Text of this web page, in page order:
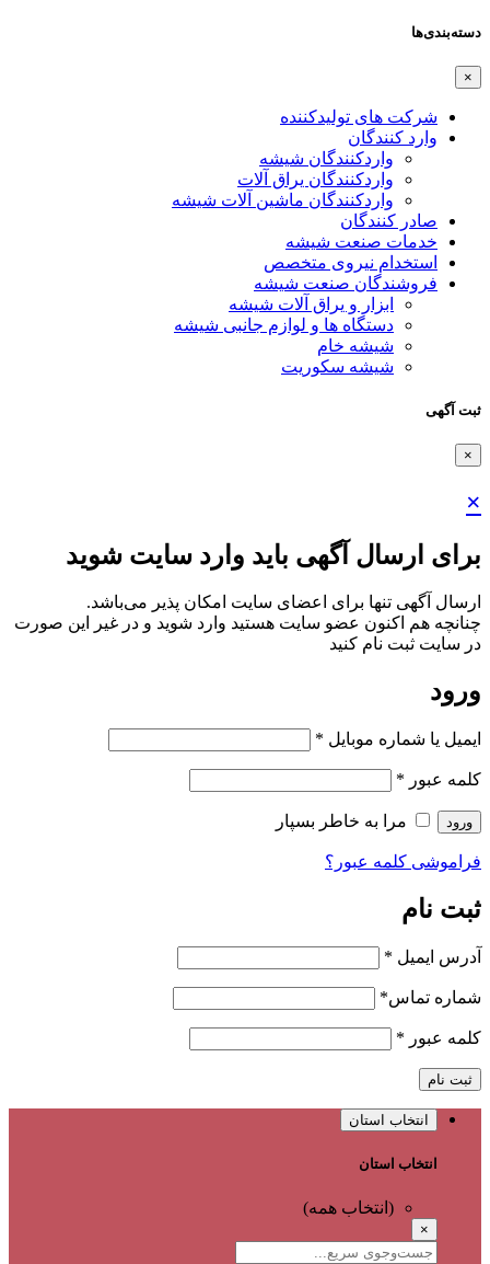
دسته‌بندی‌ها
×
شرکت های تولیدکننده
وارد کنندگان
واردکنندگان شیشه
واردکنندگان یراق آلات
واردکنندگان ماشین آلات شیشه
صادر کنندگان
خدمات صنعت شیشه
استخدام نیروی متخصص
فروشندگان صنعت شیشه
ابزار و یراق آلات شیشه
دستگاه ها و لوازم جانبی شیشه
شیشه خام
شیشه سکوریت
ثبت آگهی
×
×
برای ارسال آگهی باید وارد سایت شوید
ارسال آگهی تنها برای اعضای سایت امکان پذیر می‌باشد.
چنانچه هم‌ اکنون عضو سایت هستید وارد شوید و در غیر این صورت
در سایت ثبت نام کنید
ورود
ایمیل یا شماره موبایل *
کلمه عبور *
ورود مرا به خاطر بسپار
فراموشی کلمه عبور؟
ثبت نام
آدرس ایمیل *
شماره تماس*
کلمه عبور *
ثبت نام
انتخاب استان
انتخاب استان
(انتخاب همه)
×